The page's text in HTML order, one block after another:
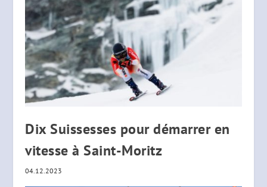
Dix Suissesses pour démarrer en
vitesse à Saint-Moritz
04.12.2023